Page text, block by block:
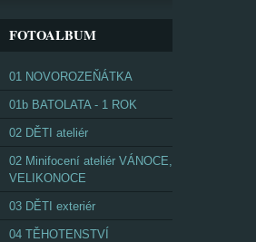
FOTOALBUM
01 NOVOROZEŇÁTKA
01b BATOLATA - 1 ROK
02 DĚTI ateliér
02 Minifocení ateliér VÁNOCE,
VELIKONOCE
03 DĚTI exteriér
04 TĚHOTENSTVÍ